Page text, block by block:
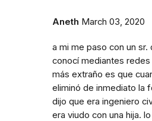
Aneth March 03, 2020
a mi me paso con un sr.
conocí mediantes redes
más extraño es que
eliminó de inmediato la
dijo que era ingeniero
era viudo con una hija.